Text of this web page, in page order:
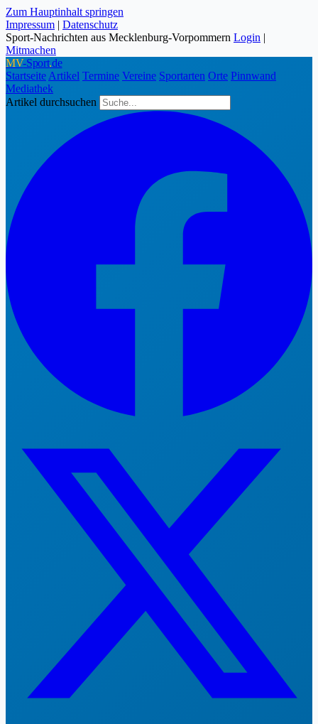
Zum Hauptinhalt springen
Impressum | Datenschutz
Sport-Nachrichten aus Mecklenburg-Vorpommern Login |
Mitmachen
MV-Sport.de
Startseite Artikel Termine Vereine Sportarten Orte Pinnwand
Mediathek
Artikel durchsuchen